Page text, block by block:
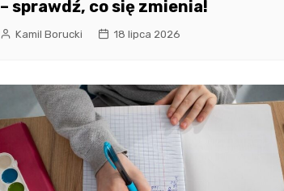
– sprawdź, co się zmienia!
Kamil Borucki 18 lipca 2026